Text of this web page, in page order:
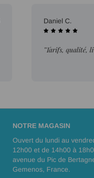
Daniel C.
"Tarifs, qualité,
NOTRE MAGASIN
Ouvert du lundi au
12h00 et de 14h00 à
avenue du Pic de
Gemenos, France.